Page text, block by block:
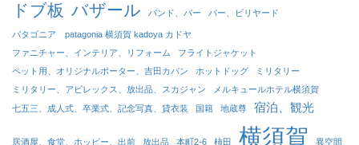
ドブ板 バザール バンド、バー バー、ビリヤード
パタゴニア patagonia 横須賀 kadoya カドヤ
ファニチャー、インテリア、リフォーム
フライトジャケット
ペット用、オリジナルポーター、吉田カバン
ホットドッグ
ミリタリー
ミリタリー、アビレックス、放出品、スカジャン
メルキュールホテル横須賀
七五三、成人式、卒業式、記念写真、貸衣装
国籍 地蔵尊 宿泊、観光
居酒屋、食堂、ホッピー、出前 放出品 本町2-6 柿田 横須賀 異空間